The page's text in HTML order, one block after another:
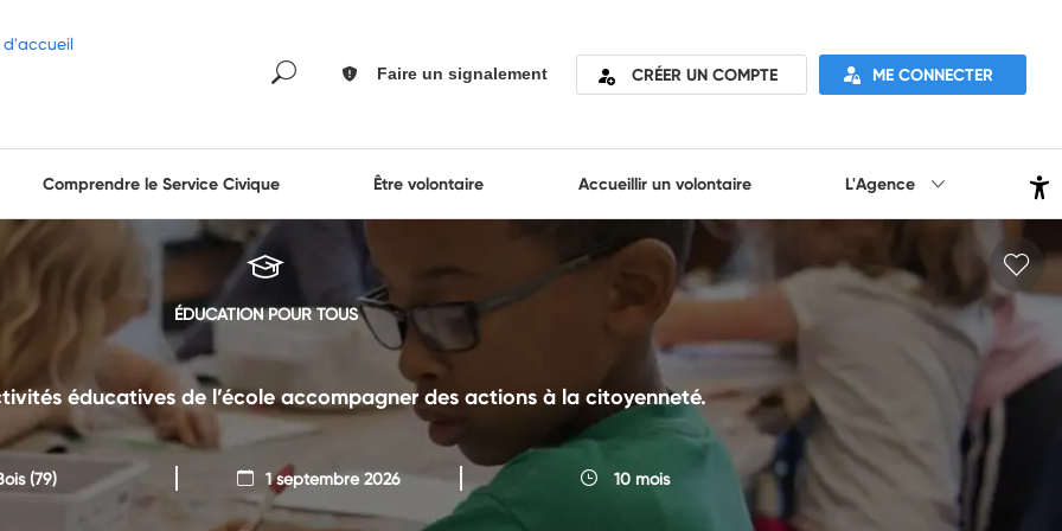
Faire un signalement CRÉER UN COMPTE ME CONNECTER
Comprendre le Service Civique Être volontaire Accueillir un volontaire L'Agence
ÉDUCATION POUR TOUS
éducatives de l’école accompagner des actions à la citoyenneté.
(79) 1 septembre 2026 10 mois